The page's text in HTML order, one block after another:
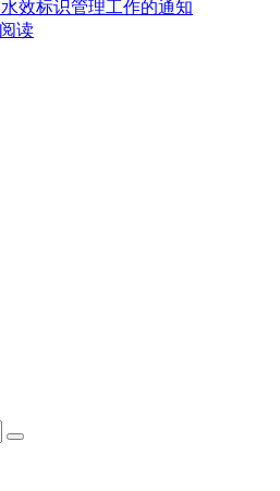
效标识管理工作的通知
读